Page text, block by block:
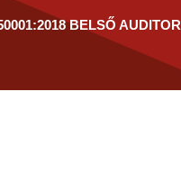
BELSŐ AUDITOR